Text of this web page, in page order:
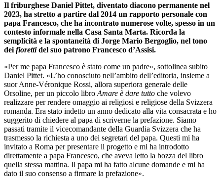
Il friburghese Daniel Pittet, diventato diacono permanente nel
2023, ha stretto a partire dal 2014 un rapporto personale con
papa Francesco, che ha incontrato numerose volte, spesso in un
contesto informale nella Casa Santa Marta. Ricorda la
semplicità e la spontaneità di Jorge Mario Bergoglio, nel tono
dei fiorettidel suo patrono Francesco d’Assisi.
«Per me papa Francesco è stato come un padre», sottolinea subito
Daniel Pittet. «L’ho conosciuto nell’ambito dell’editoria, insieme a
suor Anne-Véronique Rossi, allora superiora generale delle
Orsoline, per un piccolo libro Amare è dare tutto che volevo
realizzare per rendere omaggio ai religiosi e religiose della Svizzera
romanda. Era stato indetto un anno dedicato alla vita consacrata e ho
suggerito di chiedere al papa di scriverne la prefazione. Siamo
passati tramite il vicecomandante della Guardia Svizzera che ha
trasmesso la richiesta a uno dei segretari del papa. Questi mi ha
invitato a Roma per presentare il progetto e mi ha introdotto
direttamente a papa Francesco, che aveva letto la bozza del libro
quella stessa mattina. Il papa mi ha fatto alcune domande e mi ha
dato il suo consenso a firmare la prefazione».